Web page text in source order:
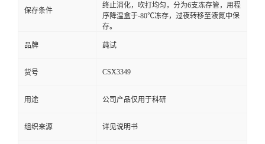
保存条件
终止消化，吹打均匀，分为6支冻存管，用程
序降温盒于-80℃冻存，过夜转移至液氮中保
存。
品牌 莼试
货号 CSX3349
用途 公司产品仅用于科研
组织来源 详见说明书